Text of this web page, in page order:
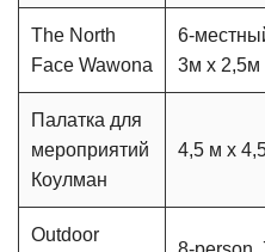
The North
Face Wawona
6-
3м x 2,5м
Палатка для
мероприятий
Коулман
4,5 м x
Outdoor